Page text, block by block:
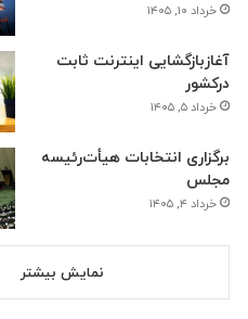
خرداد ۱۰, ۱۴۰۵
آغازبازگشایی اینترنت ثابت
درکشور
خرداد ۵, ۱۴۰۵
برگزاری انتخابات هیأت‌رئیسه
مجلس
خرداد ۴, ۱۴۰۵
نمایش بیشتر